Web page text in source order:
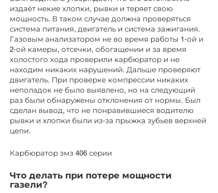
издаёт некие хлопки, рывки и теряет свою
мощность. В таком случае должна проверяться
система питания, двигатель и система зажигания.
Газовым анализатором не во время работы 1-ой и
2-ой камеры, отсечки, обогащении и за время
холостого хода проверили карбюратор и не
находим никаких нарушений. Дальше проверяют
двигатель. При проверке компрессии никаких
неполадок не было выявлено, но на следующий
раз были обнаружены отклонения от нормы. Был
сделан вывод, что не понравившиеся водителю
рывки и хлопки были из-за прыжка зубьев верхней
цепи.
Карбюратор змз 406 серии
Что делать при потере мощности
газели?